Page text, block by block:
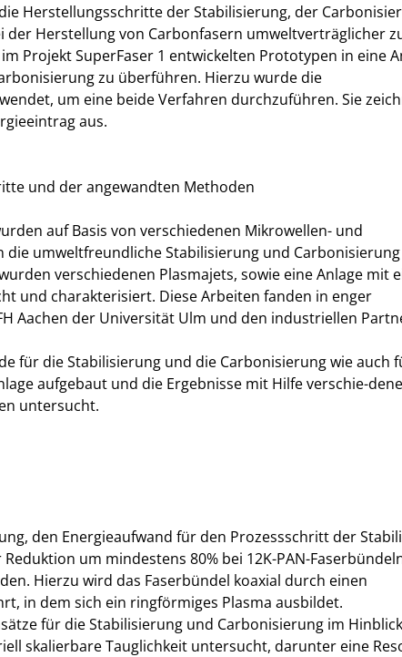
Herstellungsschritte der Stabilisierung, der
der Herstellung von Carbonfasern umweltverträglicher
Projekt SuperFaser 1 entwickelten Prototypen in eine
zu überführen. Hierzu wurde die
um eine beide Verfahren durchzuführen. Sie
aus.
und der angewandten Methoden
auf Basis von verschiedenen Mikrowellen- und
die umweltfreundliche Stabilisierung und
verschiedenen Plasmajets, sowie eine Anlage mit
und charakterisiert. Diese Arbeiten fanden in enger
Aachen der Universität Ulm und den industriellen
für die Stabilisierung und die Carbonisierung wie auch
aufgebaut und die Ergebnisse mit Hilfe verschie-
untersucht.
den Energieaufwand für den Prozessschritt der
um mindestens 80% bei 12K-PAN-
Hierzu wird das Faserbündel koaxial durch einen
in dem sich ein ringförmiges Plasma ausbildet.
für die Stabilisierung und Carbonisierung im
skalierbare Tauglichkeit untersucht, darunter eine